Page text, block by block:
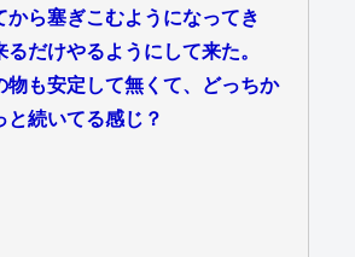
から塞ぎこむようになってき
だけやるようにして来た。
物も安定して無くて、どっちか
と続いてる感じ？